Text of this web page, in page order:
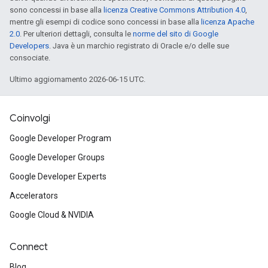
sono concessi in base alla licenza Creative Commons Attribution 4.0,
mentre gli esempi di codice sono concessi in base alla licenza Apache
2.0. Per ulteriori dettagli, consulta le norme del sito di Google
Developers. Java è un marchio registrato di Oracle e/o delle sue
consociate.
Ultimo aggiornamento 2026-06-15 UTC.
Coinvolgi
Google Developer Program
Google Developer Groups
Google Developer Experts
Accelerators
Google Cloud & NVIDIA
Connect